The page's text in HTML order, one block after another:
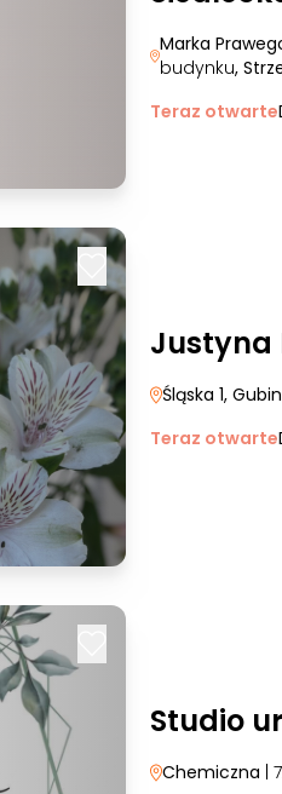
Marka
budynku,
Teraz otwarte
Justyna
Śląska 1, Gubin
Teraz otwarte
Studio
Chemiczna |